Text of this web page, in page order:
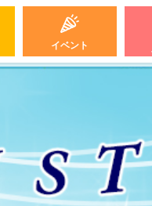
イベント